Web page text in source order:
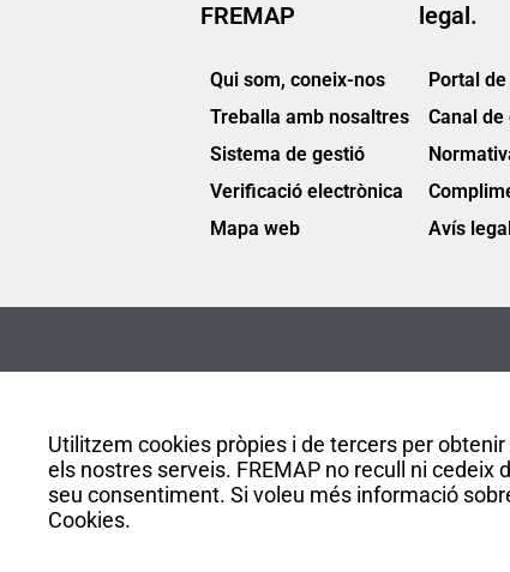
Utilitzem cookies pròpies i de tercers per
els nostres serveis. FREMAP no recull ni cedeix
seu consentiment. Si voleu més informació
Cookies.
FREMAP
Qui som, coneix-nos
Treballa amb nosaltres
Sistema de gestió
Verificació electrònica
Mapa web
legal.
Portal
Canal
Avís